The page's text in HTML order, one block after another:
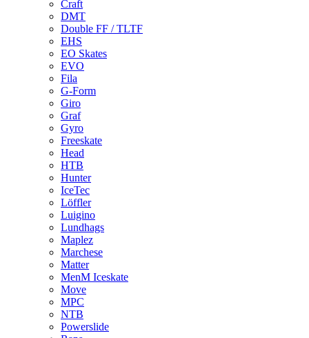
Craft
DMT
Double FF / TLTF
EHS
EO Skates
EVO
Fila
G-Form
Giro
Graf
Gyro
Freeskate
Head
HTB
Hunter
IceTec
Löffler
Luigino
Lundhags
Maplez
Marchese
Matter
MenM Iceskate
Move
MPC
NTB
Powerslide